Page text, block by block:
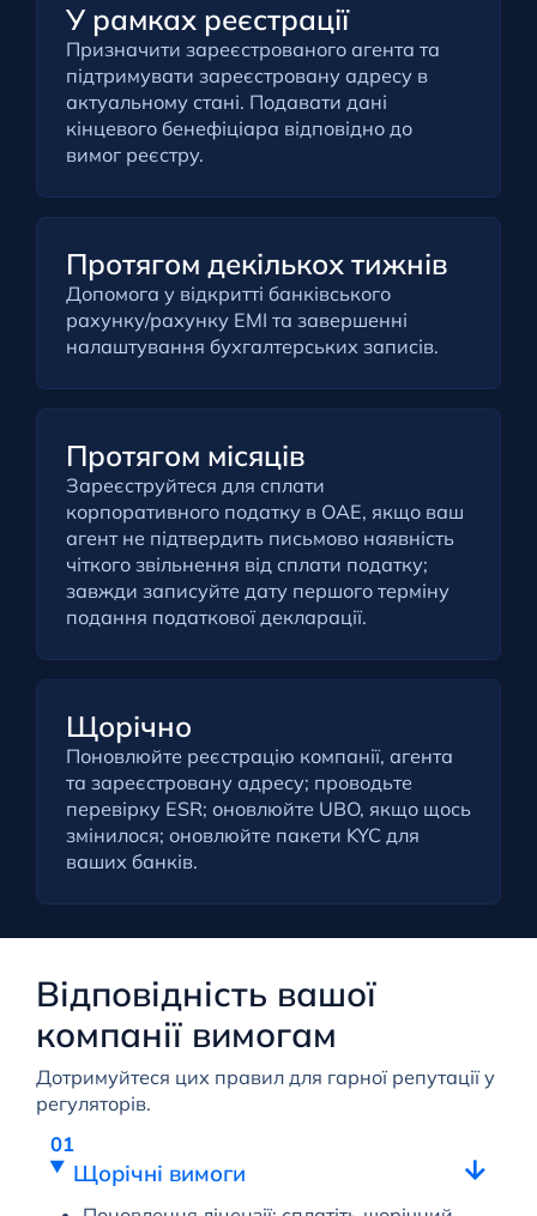
У рамках реєстрації
Призначити зареєстрованого агента та
підтримувати зареєстровану адресу в
актуальному стані. Подавати дані
кінцевого бенефіціара відповідно до
вимог реєстру.
Протягом декількох тижнів
Допомога у відкритті банківського
рахунку/рахунку EMI та завершенні
налаштування бухгалтерських записів.
Протягом місяців
Зареєструйтеся для сплати
корпоративного податку в ОАЕ, якщо ваш
агент не підтвердить письмово наявність
чіткого звільнення від сплати податку;
завжди записуйте дату першого терміну
подання податкової декларації.
Щорічно
Поновлюйте реєстрацію компанії, агента
та зареєстровану адресу; проводьте
перевірку ESR; оновлюйте UBO, якщо щось
змінилося; оновлюйте пакети KYC для
ваших банків.
Відповідність вашої
компанії вимогам
Дотримуйтеся цих правил для гарної репутації у
регуляторів.
Щорічні вимоги